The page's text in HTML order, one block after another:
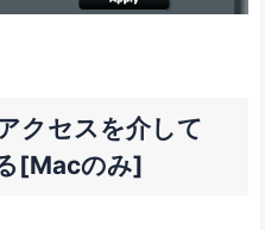
クセスを介して
[Macのみ]